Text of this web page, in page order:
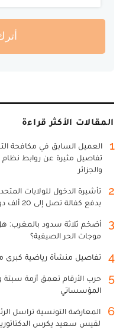
المقالات الأكثر قراءة
1
العميل السابق في مكافحة
تفاصيل مثيرة عن روابط نظام
والجزائر
2
بدفع كفالة تصل إلى 20 ألف دولار
3
أضخم ثلاثة سدود
موجات الحر الصيفية؟
4 تفاصيل منشأة رياضية كبرى
5
حرب الأرقام تعمق أزمة
المؤسساتي
6
المعارضة التونسية تراسل
لقيس سعيد يكرس